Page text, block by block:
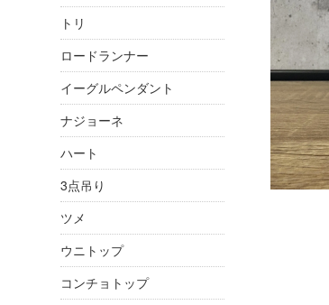
トリ
ロードランナー
イーグルペンダント
ナジョーネ
ハート
3点吊り
ツメ
ウニトップ
コンチョトップ